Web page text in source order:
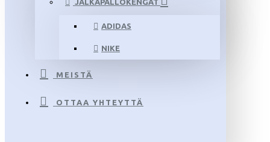
JALKAPALLOKENGÄT
ADIDAS
NIKE
MEISTÄ
OTTAA YHTEYTTÄ